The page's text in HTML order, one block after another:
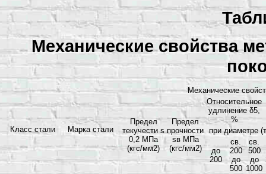
Механические свойства
Класс стали Марка стали
Механические
Предел
текучести s
0,2 МПа
(кгс/мм2)
Предел
прочности
sв МПа
(кгс/мм2)
Относительное
удлинение δ5,
%
при диаметре
до
200
св.
200
до
500
св.
500
до
1000